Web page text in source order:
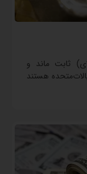
طلا امروز چهارشنبه (۱۰ جولای) ثابت ماند و
هستند